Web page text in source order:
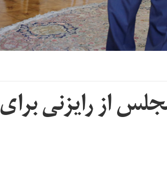
از رایزنی برای